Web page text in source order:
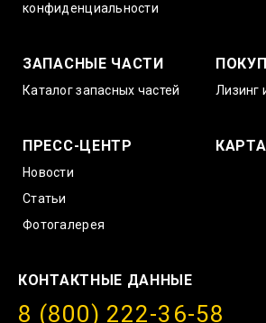
конфиденциальности
ЗАПАСНЫЕ ЧАСТИ
Каталог запасных частей Лизинг
ПРЕСС-ЦЕНТР
Новости
Статьи
Фотогалерея
КОНТАКТНЫЕ ДАННЫЕ
8 (800) 222-36-58